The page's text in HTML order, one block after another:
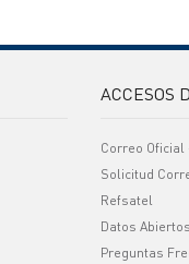
ACCESOS
Correo Oficial
Solicitud
Refsatel
Datos Abiertos
Preguntas